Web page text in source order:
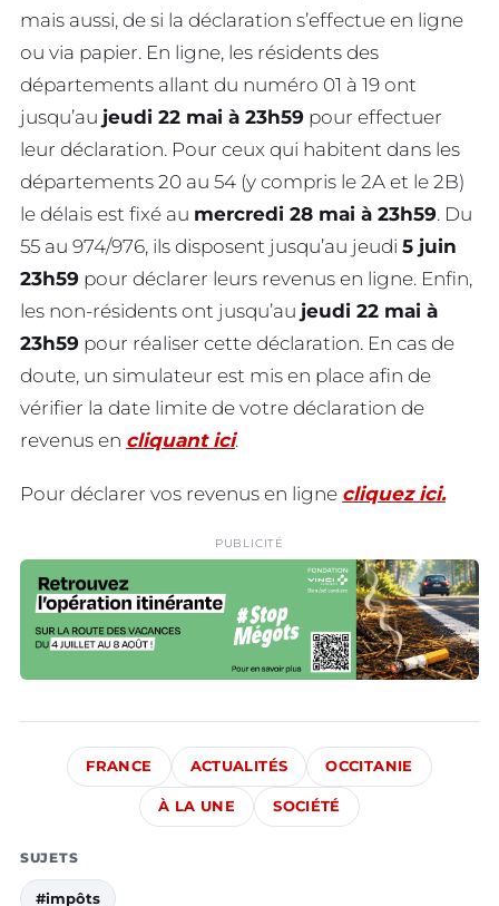
mais aussi, de si la déclaration s’effectue en ligne
ou via papier. En ligne, les résidents des
départements allant du numéro 01 à 19 ont
jusqu’au jeudi 22 mai à 23h59 pour effectuer
leur déclaration. Pour ceux qui habitent dans les
départements 20 au 54 (y compris le 2A et le 2B)
le délais est fixé au mercredi 28 mai à 23h59. Du
55 au 974/976, ils disposent jusqu’au jeudi 5 juin
23h59 pour déclarer leurs revenus en ligne. Enfin,
les non-résidents ont jusqu’au jeudi 22 mai à
23h59 pour réaliser cette déclaration. En cas de
doute, un simulateur est mis en place afin de
vérifier la date limite de votre déclaration de
revenus en cliquant ici.
Pour déclarer vos revenus en ligne cliquez ici.
PUBLICITÉ
FRANCE ACTUALITÉS OCCITANIE
À LA UNE SOCIÉTÉ
SUJETS
#impôts